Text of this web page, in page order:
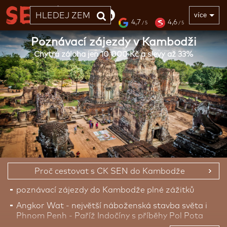
33 LET více
4,7 / 5 4,6 / 5
Poznávací zájezdy v Kambodži
Chytrá záloha jen 10 000 Kč a slevy až 33%
Proč cestovat s CK SEN do Kambodže
poznávací zájezdy do Kambodže plné zážitků
Angkor Wat - největší náboženská stavba světa i
Phnom Penh - Paříž Indočíny s příběhy Pol Pota